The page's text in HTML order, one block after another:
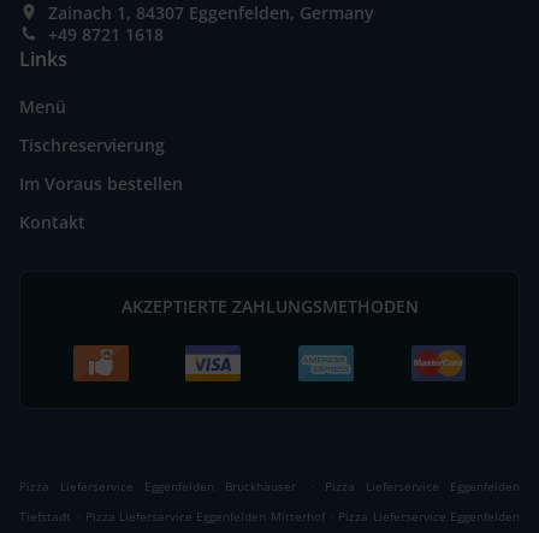
Zainach 1, 84307 Eggenfelden, Germany
+49 8721 1618
Links
Menü
Tischreservierung
Im Voraus bestellen
Kontakt
AKZEPTIERTE ZAHLUNGSMETHODEN
Pizza Lieferservice Eggenfelden Bruckhäuser .
Pizza Lieferservice Eggenfelden
Tiefstadt . Pizza Lieferservice Eggenfelden Mitterhof . Pizza Lieferservice Eggenfelden